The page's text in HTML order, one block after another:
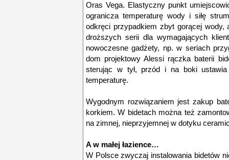
Oras Vega. Elastyczny punkt
ogranicza temperaturę wody i siłę
odkręci przypadkiem zbyt gorącej
droższych serii dla wymagających
nowoczesne gadżety, np. w seriach
dom projektowy Alessi rączka baterii
sterując w tył, przód i na boki
temperaturę.
Wygodnym rozwiązaniem jest zakup
korkiem. W bidetach można też
na zimnej, nieprzyjemnej w dotyku
A w małej łazience…
W Polsce zwyczaj instalowania bidetów